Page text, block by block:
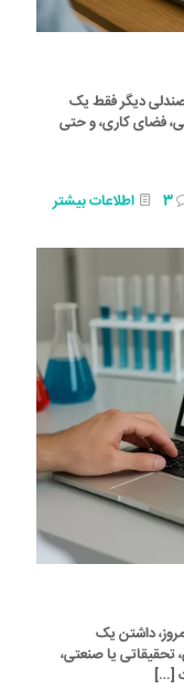
دیگر فقط یک
فضای کاری، و حتی
3 اطلاعات بیشتر
داشتن یک
یا صنعتی،
[…]